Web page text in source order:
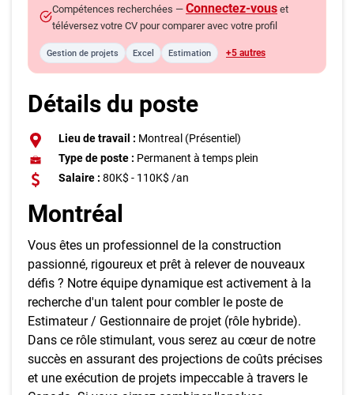
Compétences recherchées — Connectez-vous et
téléversez votre CV pour comparer avec votre profil
Gestion de projets Excel Estimation +5 autres
Détails du poste
Lieu de travail : Montreal (Présentiel)
Type de poste : Permanent à temps plein
Salaire : 80K$ - 110K$ /an
Montréal
Vous êtes un professionnel de la construction
passionné, rigoureux et prêt à relever de nouveaux
défis ? Notre équipe dynamique est activement à la
recherche d'un talent pour combler le poste de
Estimateur / Gestionnaire de projet (rôle hybride).
Dans ce rôle stimulant, vous serez au cœur de notre
succès en assurant des projections de coûts précises
et une exécution de projets impeccable à travers le